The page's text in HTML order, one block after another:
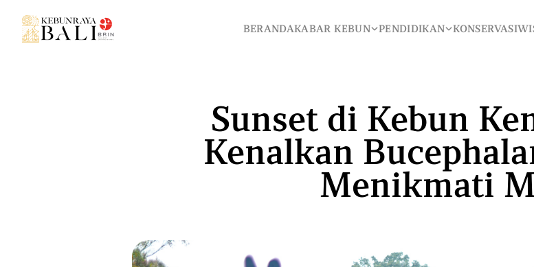
BERANDAKABAR KEBUN PENDIDIKAN KONSERVASI
Sunset di Kebun
Kenalkan
Menikmati